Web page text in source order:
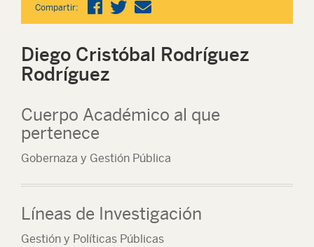
Compartir:
Diego Cristóbal Rodríguez
Rodríguez
Cuerpo Académico al que
pertenece
Gobernaza y Gestión Pública
Líneas de Investigación
Gestión y Políticas Públicas